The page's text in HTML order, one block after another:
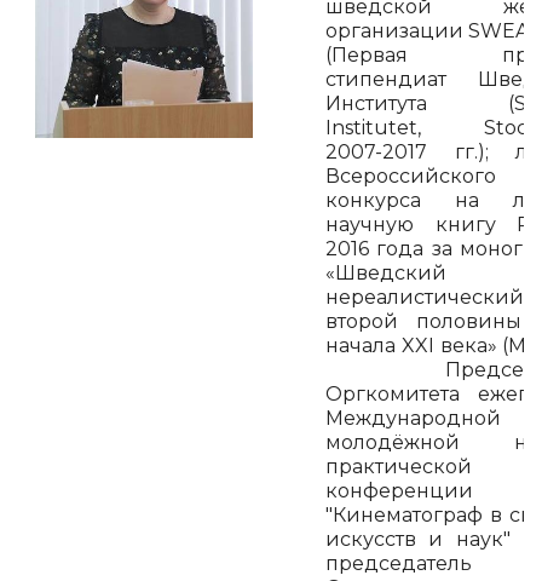
шведской
организации SWEA
(Первая
стипендиат
Института
Institutet,
2007-2017 гг.);
Всероссийского
конкурса на
научную книгу
2016 года за
«Шведский
нереалистический
второй половины
начала XXI века» (М.,
Оргкомитета
Международной
молодёжной
практической
конференции
"Кинематограф в
искусств и наук"
председатель